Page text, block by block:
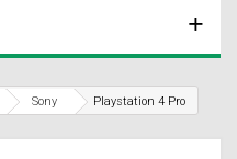
Sony Playstation 4 Pro